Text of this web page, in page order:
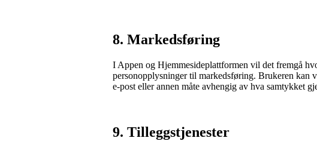
8. Markedsføring
I Appen og Hjemmesideplattformen vil det fremgå
personopplysninger til markedsføring. Brukeren kan
e-post eller annen måte avhengig av hva samtykket
9. Tilleggstjenester